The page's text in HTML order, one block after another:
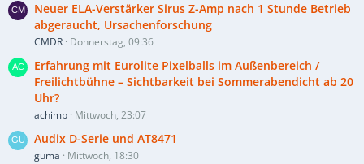
Neuer ELA-Verstärker Sirus Z-Amp nach 1 Stunde Betrieb
abgeraucht, Ursachenforschung
CMDR Donnerstag, 09:36
Erfahrung mit Eurolite Pixelballs im Außenbereich /
Freilichtbühne – Sichtbarkeit bei Sommerabendicht ab 20
Uhr?
achimb Mittwoch, 23:07
Audix D-Serie und AT8471
guma Mittwoch, 18:30